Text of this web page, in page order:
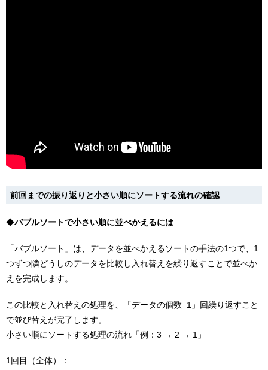
前回までの振り返りと小さい順にソートする流れの確認
◆バブルソートで小さい順に並べかえるには
「バブルソート」は、データを並べかえるソートの手法の1つで、1
つずつ隣どうしのデータを比較し入れ替えを繰り返すことで並べか
えを完成します。
この比較と入れ替えの処理を、「データの個数−1」回繰り返すこと
で並び替えが完了します。
小さい順にソートする処理の流れ「例：3 → 2 → 1」
1回目（全体）：